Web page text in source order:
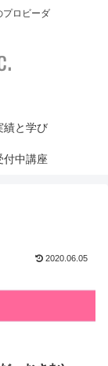
プロビーダ
績と学び
付中講座
2020.06.05